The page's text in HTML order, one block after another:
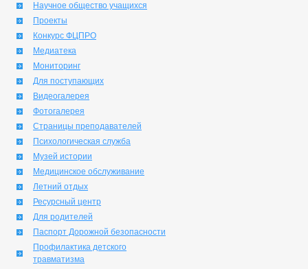
Научное общество учащихся
Проекты
Конкурс ФЦПРО
Медиатека
Мониторинг
Для поступающих
Видеогалерея
Фотогалерея
Страницы преподавателей
Психологическая служба
Музей истории
Медицинское обслуживание
Летний отдых
Ресурсный центр
Для родителей
Паспорт Дорожной безопасности
Профилактика детского
травматизма